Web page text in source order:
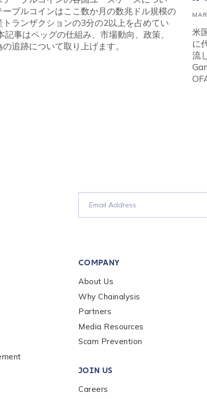
ーブルコインはここ数か月の数兆ドル規模の
トランザクションの3分の2以上を占めてい
記事はペッグの仕組み、市場動向、政策、
追跡について取り上げます。
米
に
流
COMPANY
About Us
Why Chainalysis
Partners
Media Resources
Scam Prevention
JOIN US
Careers